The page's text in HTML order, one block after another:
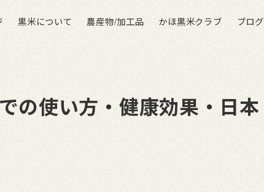
黒米について 農産物/加工品 かほ黒米クラブ ブログ
の使い方・健康効果・日本